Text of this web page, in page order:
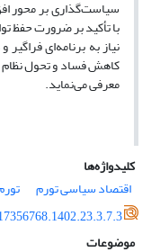
سیاست‌گذاری بر محور
با تأکید بر ضرورت حفظ
نیاز به برنامه‌ای
کاهش فساد و تحول
معرفی می‌نماید.
کلیدواژه‌ها
اقتصاد سیاسی تورم
موضوعات